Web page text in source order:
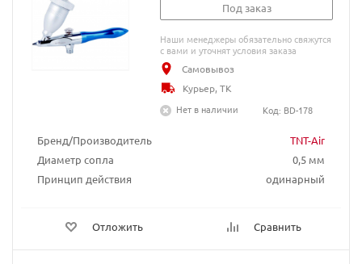
Бренд/Производитель
TNT-Air
Диаметр сопла
0,5 мм
Принцип действия
одинарный
Отложить Сравнить
Под заказ
Наши менеджеры обязательно свяжутся
с вами и уточнят условия заказа
Самовывоз
Курьер, ТК
Нет в наличии
Код: BD-178